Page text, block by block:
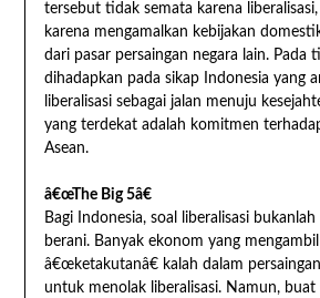
tersebut tidak semata karena
karena mengamalkan kebijakan
dari pasar persaingan negara lain. Pada
dihadapkan pada sikap Indonesia yang
liberalisasi sebagai jalan menuju
yang terdekat adalah komitmen
Asean.
â€œThe Big 5â€
Bagi Indonesia, soal liberalisasi
berani. Banyak ekonom yang
â€œketakutanâ€ kalah dalam
untuk menolak liberalisasi. Namun, buat